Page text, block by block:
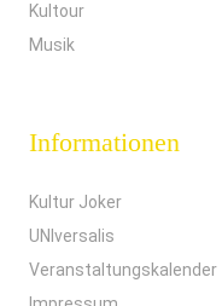
Kultour
Musik
Informationen
Kultur Joker
UNIversalis
Veranstaltungskalender